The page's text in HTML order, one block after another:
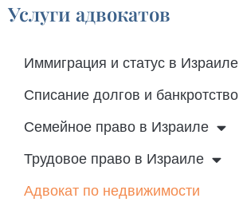
Услуги адвокатов
Иммиграция и статус в Израиле
Списание долгов и банкротство
Семейное право в Израиле
Трудовое право в Израиле
Адвокат по недвижимости